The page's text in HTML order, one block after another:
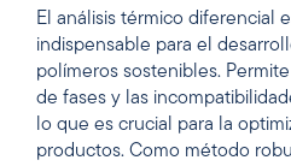
El análisis térmico diferencial
indispensable para el
polímeros sostenibles.
de fases y las
lo que es crucial para la
productos. Como método